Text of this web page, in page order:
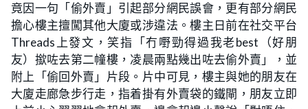
竟因一句「偷外賣」引起部分網民誤會，更有部分網民
擔心樓主擅闖其他大廈或涉違法 。樓主日前在社交平台
Threads上發文，笑指「冇嘢勁得過我老best（好朋
友）撳咗去第二幢樓，凌晨兩點幾出咗去偷外賣」，並
附上「偷回外賣」片段。 片中可見，樓主與她的朋友在
大廈走廊急步行走，指着掛有外賣袋的鐵閘，朋友立即